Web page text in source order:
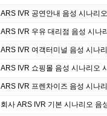
ARS IVR 공연안내 음성 시나리
ARS IVR 우유 대리점 음성 시나
ARS IVR 여객터미널 음성 시나
ARS IVR 쇼핑몰 음성 시나리오
ARS IVR 프렌차이즈 음성 시나
회사 ARS IVR 기본 시나리오 음